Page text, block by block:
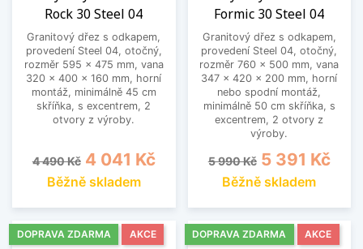
Rock 30 Steel 04
Granitový dřez s odkapem,
provedení Steel 04, otočný,
rozměr 595 x 475 mm, vana
320 x 400 x 160 mm, horní
montáž, minimálně 45 cm
skříňka, s excentrem, 2
otvory z výroby.
Běžná cena
4 490 Kč Cena
4 041 Kč
Běžně skladem
Formic 30 Steel 04
Granitový dřez s odkapem,
provedení Steel 04, otočný,
rozměr 760 x 500 mm, vana
347 x 420 x 200 mm, horní
nebo spodní montáž,
minimálně 50 cm skříňka, s
excentrem, 2 otvory z
výroby.
Běžná cena
5 990 Kč Cena
5 391 Kč
Běžně skladem
DOPRAVA ZDARMA AKCE DOPRAVA ZDARMA AKCE